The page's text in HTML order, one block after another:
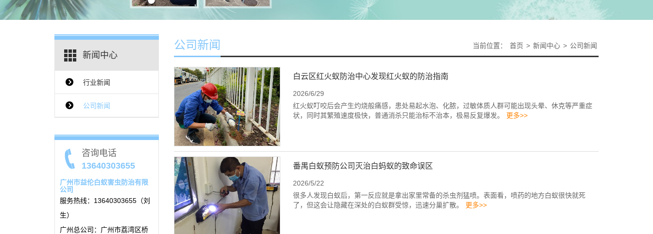
新闻中心
{$ClassName_en}
行业新闻
公司新闻
咨询电话
13640303655
广州市益伦白蚁害虫防治有限
公司
服务热线：13640303655（刘
生）
广州总公司：广州市荔湾区桥
公司新闻 当前位置： 首页 > 新闻中心 > 公司新闻
白云区红火蚁防治中心发现红火蚁的防治指南
2026/6/29
红火蚁叮咬后会产生灼烧般痛感，患处易起水泡、化脓，过敏体质人群可能出现头晕、休克等严重症
状，同时其繁殖速度极快，普通消杀只能治标不治本，极易反复爆发。
更多>>
番禺白蚁预防公司灭治白蚂蚁的致命误区
2026/5/22
很多人发现白蚁后，第一反应就是拿出家里常备的杀虫剂猛喷。表面看，喷药的地方白蚁很快就死
了，但这会让隐藏在深处的白蚁群受惊，迅速分巢扩散。
更多>>